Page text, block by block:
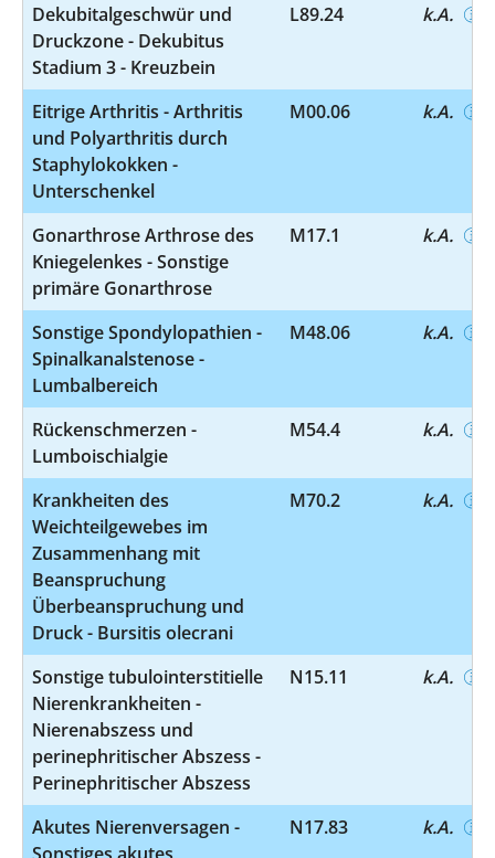
Dekubitalgeschwür und
Druckzone - Dekubitus
Stadium 3 - Kreuzbein
L89.24 k.A.
Eitrige Arthritis - Arthritis
und Polyarthritis durch
Staphylokokken -
Unterschenkel
M00.06 k.A.
Gonarthrose Arthrose des
Kniegelenkes - Sonstige
primäre Gonarthrose
M17.1 k.A.
Sonstige Spondylopathien -
Spinalkanalstenose -
Lumbalbereich
M48.06 k.A.
Rückenschmerzen -
Lumboischialgie
M54.4 k.A.
Krankheiten des
Weichteilgewebes im
Zusammenhang mit
Beanspruchung
Überbeanspruchung und
Druck - Bursitis olecrani
M70.2 k.A.
Sonstige tubulointerstitielle
Nierenkrankheiten -
Nierenabszess und
perinephritischer Abszess -
Perinephritischer Abszess
N15.11 k.A.
Akutes Nierenversagen -
N17.83 k.A.